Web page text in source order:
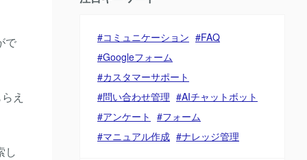
で
え
し
コミュニケーション
FAQ
Googleフォーム
カスタマーサポート
問い合わせ管理
AIチャットボット
アンケート
フォーム
マニュアル作成
ナレッジ管理